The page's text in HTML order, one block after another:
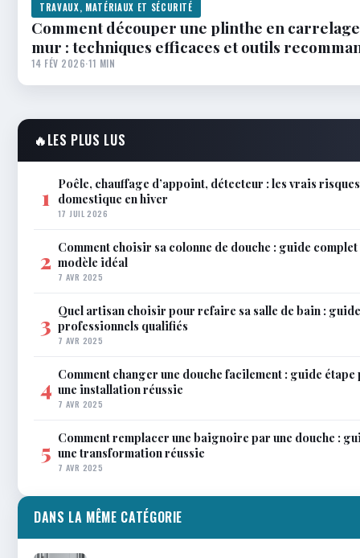
TRAVAUX, MATÉRIAUX ET SÉCURITÉ
Comment découper une plinthe en
mur : techniques efficaces et outils
14 FÉV 2026·11 MIN
🔥LES PLUS LUS
1 Poêle, chauffage d’appoint, détecteur : les vrais
domestique en hiver
17 JUIL 2026
2 Comment choisir sa colonne de douche : guide
modèle idéal
7 AVR 2025
3 Quel artisan choisir pour refaire sa salle de bain :
professionnels qualifiés
7 AVR 2025
4 Comment changer une douche facilement : guide
une installation réussie
7 AVR 2025
5 Comment remplacer une baignoire par une douche :
une transformation réussie
7 AVR 2025
DANS LA MÊME CATÉGORIE